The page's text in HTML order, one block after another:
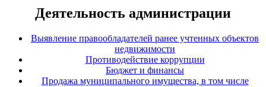
Деятельность администрации
Выявление правообладателей ранее учтенных объектов
недвижимости
Противодействие коррупции
Бюджет и финансы
Продажа муниципального имущества, в том числе